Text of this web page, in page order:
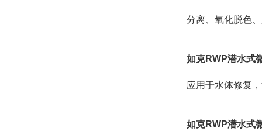
分离、氧化脱色
如克RWP潜水式
应用于水体修复
如克RWP潜水式